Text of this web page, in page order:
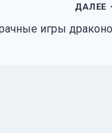
ДАЛЕЕ
игры